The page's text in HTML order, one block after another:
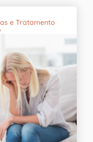
e Tratamento